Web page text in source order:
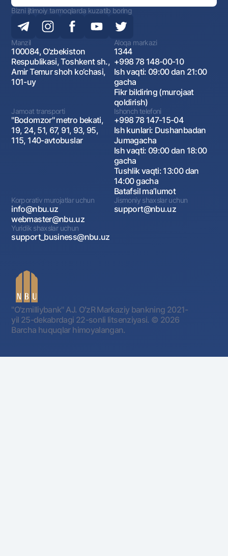
Bizni ijtimoiy tarmoqlarda kuzatib boring
Manzil
100084, O‘zbekiston
Respublikasi, Toshkent sh.,
Amir Temur shoh ko‘chasi,
101-uy
Aloqa markazi
1344
+998 78 148-00-10
Ish vaqti: 09:00 dan 21:00
gacha
Fikr bildiring (murojaat
qoldirish)
Jamoat transporti
"Bodomzor" metro bekati,
19, 24, 51, 67, 91, 93, 95,
115, 140-avtobuslar
Ishonch telefoni
+998 78 147-15-04
Ish kunlari: Dushanbadan
Jumagacha
Ish vaqti: 09:00 dan 18:00
gacha
Tushlik vaqti: 13:00 dan
14:00 gacha
Batafsil maʼlumot
Korporativ murojatlar uchun
info@nbu.uz
webmaster@nbu.uz
Jismoniy shaxslar uchun
support@nbu.uz
Yuridik shaxslar uchun
support_business@nbu.uz
"O'zmilliybank" AJ. OʻzR Markaziy bankning 2021-
yil 25-dekabrdagi 22-sonli litsenziyasi. © 2026
Barcha huquqlar himoyalangan.